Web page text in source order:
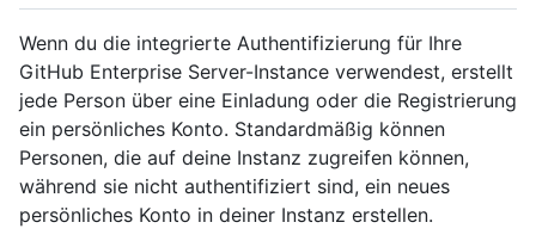
Wenn du die integrierte Authentifizierung für Ihre
GitHub Enterprise Server-Instance verwendest, erstellt
jede Person über eine Einladung oder die Registrierung
ein persönliches Konto. Standardmäßig können
Personen, die auf deine Instanz zugreifen können,
während sie nicht authentifiziert sind, ein neues
persönliches Konto in deiner Instanz erstellen.